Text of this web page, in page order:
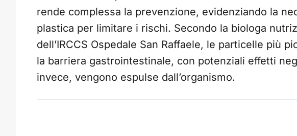
rende complessa la prevenzione, evidenziando la
plastica per limitare i rischi. Secondo la biologa
dell’IRCCS Ospedale San Raffaele, le particelle più
la barriera gastrointestinale, con potenziali effetti
invece, vengono espulse dall’organismo.